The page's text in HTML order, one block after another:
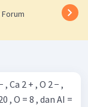
2 + , O 2 − ,